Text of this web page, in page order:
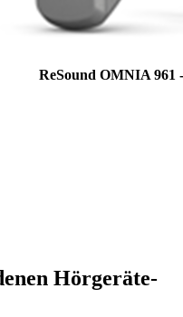
ReSound OMNIA
Hörgeräte-